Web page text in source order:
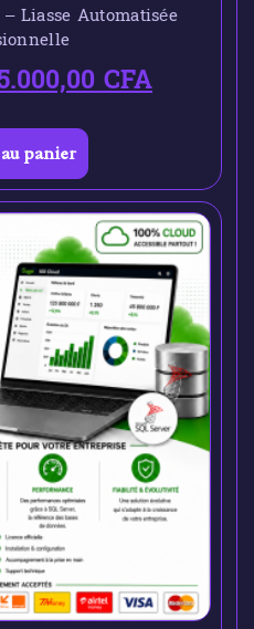
– Liasse Automatisée
CFA
panier